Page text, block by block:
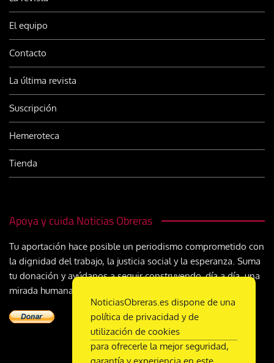
El equipo
Contacto
La última revista
Suscripción
Hemeroteca
Tienda
Apoya y cuida Noticias Obreras
Tu aportación hace posible un periodismo comprometido con
la dignidad del trabajo, la justicia social y la esperanza. Suma
tu donación y ayúdanos a seguir construyendo, día a día, una
mirada humana y cristiana sobre el mundo del trabajo
NoticiasObreras.es dispone de una
política de privacidad y de
utilización de cookies
para ofrecerle la mejor seguridad,